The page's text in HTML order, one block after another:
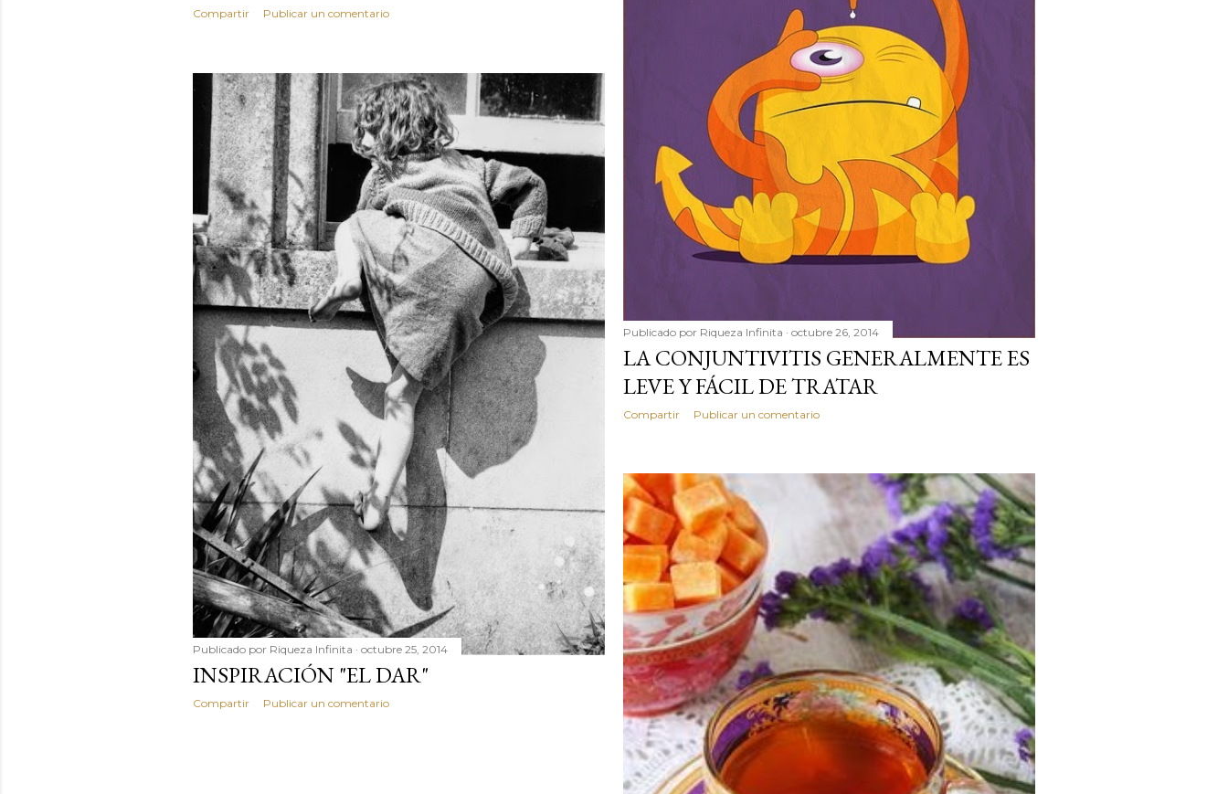
Compartir Publicar un comentario
Publicado por Riqueza Infinita octubre 26, 2014
LA CONJUNTIVITIS GENERALMENTE ES
LEVE Y FÁCIL DE TRATAR
Compartir Publicar un comentario
Publicado por Riqueza Infinita octubre 25, 2014
INSPIRACIÓN "EL DAR"
Compartir Publicar un comentario